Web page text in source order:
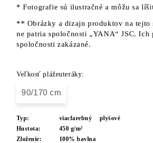
* Fotografie sú ilustračné a môžu sa
** Obrázky a dizajn produktov na tejto
ne patria spoločnosti „YANA“ JSC.
spoločnosti zakázané.
Veľkosť plážeuteráky:
90/170 cm
Typ: viacfarebný
plyšové
Hustota:
450 g/m²
Zloženie:
100% bavlna